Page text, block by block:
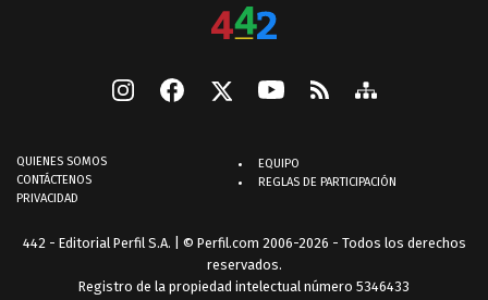
QUIENES SOMOS
CONTÁCTENOS
PRIVACIDAD
EQUIPO
REGLAS DE PARTICIPACIÓN
442 - Editorial Perfil S.A. | © Perfil.com 2006-2026 - Todos los derechos
reservados.
Registro de la propiedad intelectual número 5346433